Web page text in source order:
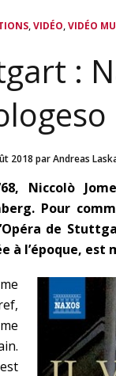
,VIDÉO,VIDÉO
:
2018 par Andreas
Niccolò
Pour
de
à l’époque, est